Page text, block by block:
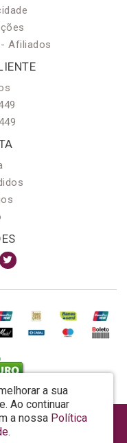
Afiliados
a sua
Ao continuar
a nossa Política
.
EPP - CNPJ: 81.362.295/0001-48
- CEP: 89245-000